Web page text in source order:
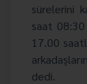
sürelerini
saat
17.00
dedi.